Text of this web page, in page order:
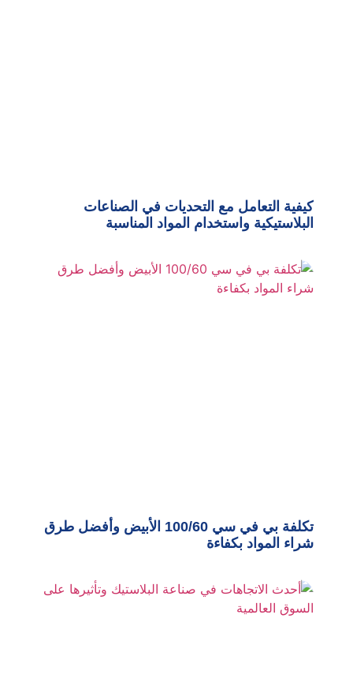
كيفية التعامل مع التحديات في الصناعات
البلاستيكية واستخدام المواد المناسبة
تكلفة بي في سي 100/60 الأبيض وأفضل طرق
شراء المواد بكفاءة